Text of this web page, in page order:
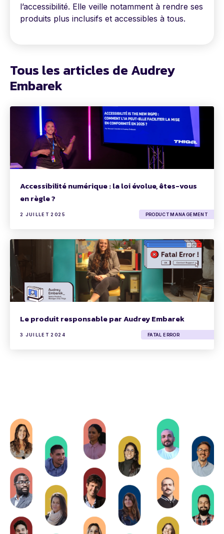
l’accessibilité. Elle veille notamment à rendre ses
produits plus inclusifs et accessibles à tous.
Tous les articles de Audrey
Embarek
Accessibilité numérique : la loi évolue, êtes-vous
en règle ?
2 JUILLET 2025 PRODUCT MANAGEMENT
Le produit responsable par Audrey Embarek
3 JUILLET 2024 FATAL ERROR